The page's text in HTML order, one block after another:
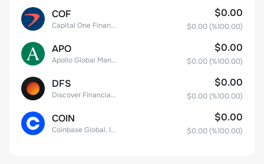
COF
Capital One Financial
$0.00
$0.00 (%100.00)
APO
Apollo Global Management, Inc.
$0.00
$0.00 (%100.00)
DFS
Discover Financial Services
$0.00
$0.00 (%100.00)
COIN
Coinbase Global, Inc. Class A Common Stock
$0.00
$0.00 (%100.00)